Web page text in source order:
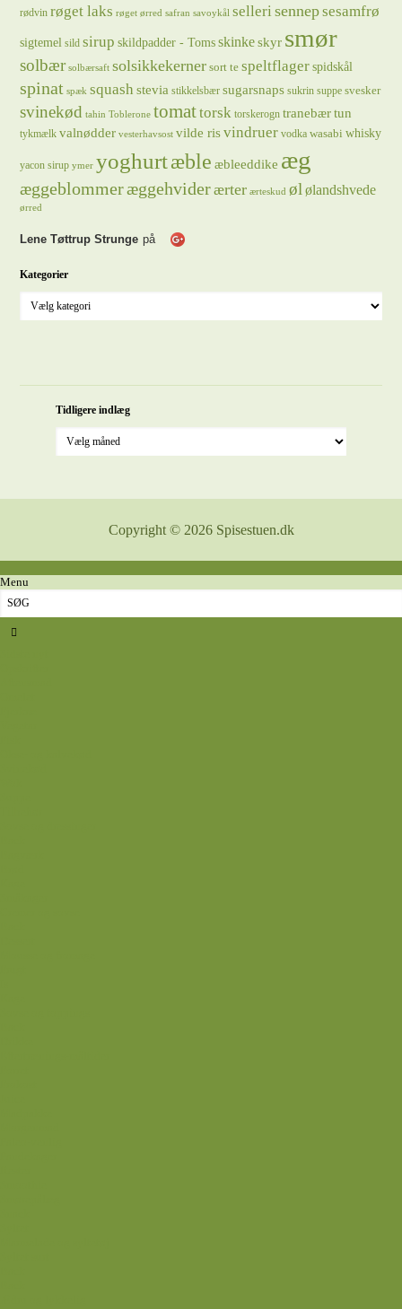
rødvin røget laks røget ørred safran savoykål sellerisennepsesamfrø
sigtemel sild sirup skildpadder - Toms skinke skyr smør
solbær solbærsaft solsikkekerner sort te speltflager spidskål
spinat spæk squash stevia stikkelsbær sugarsnaps sukrin suppe svesker
svinekød tahin Toblerone tomattorsk torskerogn tranebærtun
tykmælk valnødder vesterhavsost vilde ris vindruer vodka wasabi whisky
yacon sirup ymer yoghurtæble æbleeddike æg
æggeblommeræggehviderærter ærteskud øl ølandshvede
ørred
Lene Tøttrup Strunge på
Kategorier
Tidligere indlæg
Copyright © 2026 Spisestuen.dk
Menu